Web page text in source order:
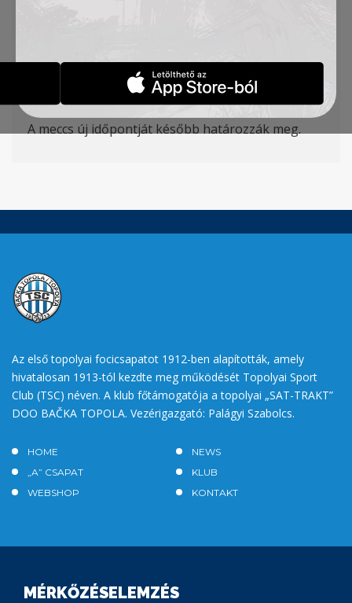
lejátszani Ivanjicán, hivatalosan elhalasztották,
mivel csapatunkban több játékos tesztje is pozitív
lett.
A meccs új időpontját később határozzák meg.
Az első topolyai focicsapatot 1912-ben alapították, amely
hivatalosan 1913-tól kezdte meg működését Topolyai Sport
Club (TSC) néven. A klub főtámogatója a topolyai „SAT-TRAKT”
DOO BAČKA TOPOLA. Vezérigazgató: Palágyi Szabolcs.
HOME
NEWS
„A” CSAPAT
KLUB
WEBSHOP
KONTAKT
MÉRKŐZÉSELEMZÉS